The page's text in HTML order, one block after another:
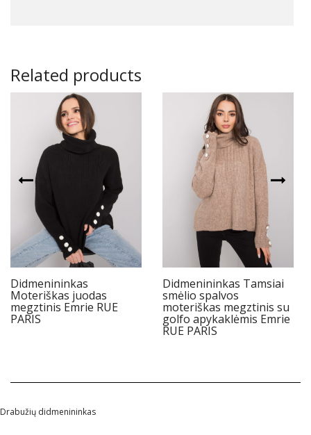
Related products
Didmenininkas
Moteriškas juodas
megztinis Emrie RUE
PARIS
Didmenininkas Tamsiai
smėlio spalvos
moteriškas megztinis su
golfo apykaklėmis Emrie
RUE PARIS
Drabužių didmenininkas